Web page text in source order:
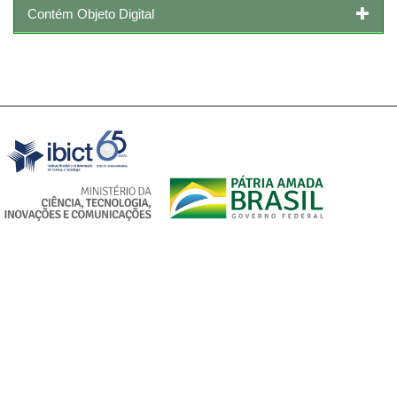
Contém Objeto Digital